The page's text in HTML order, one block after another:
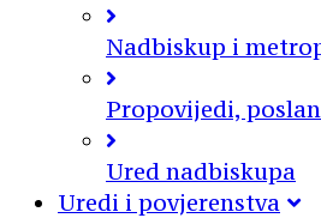
Nadbiskup i
Propovijedi,
Ured nadbiskupa
Uredi i povjerenstva